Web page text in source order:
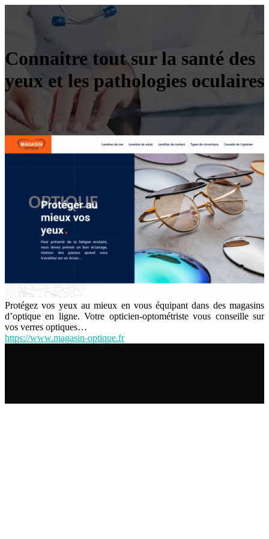
Connaitre tout sur la santé des
yeux et les pathologies oculaires
Protégez vos yeux au mieux en vous équipant dans des magasins
d’optique en ligne. Votre opticien-optométriste vous conseille sur
vos verres optiques…
https://www.magasin-optique.fr